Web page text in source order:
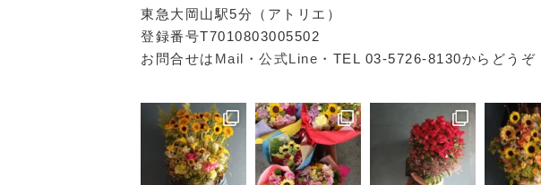
東急大岡山駅5分（アトリエ）
登録番号T7010803005502
お問合せは Mail ・ 公式Line ・TEL 03-5726-8130からどうぞ